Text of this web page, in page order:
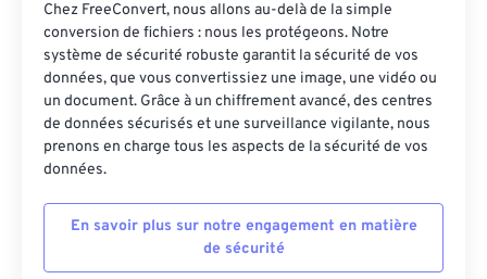
Chez FreeConvert, nous allons au-delà de la simple
conversion de fichiers : nous les protégeons. Notre
système de sécurité robuste garantit la sécurité de vos
données, que vous convertissiez une image, une vidéo ou
un document. Grâce à un chiffrement avancé, des centres
de données sécurisés et une surveillance vigilante, nous
prenons en charge tous les aspects de la sécurité de vos
données.
En savoir plus sur notre engagement en matière
de sécurité